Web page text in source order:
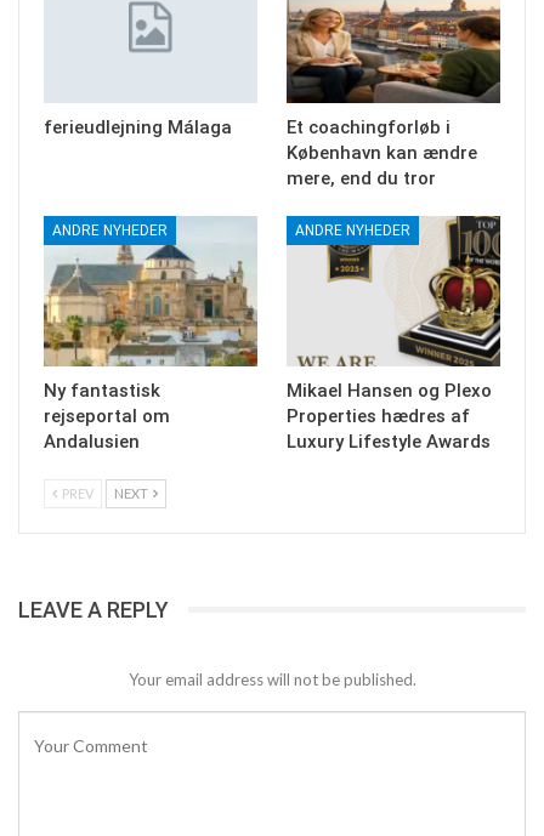
ferieudlejning Málaga
Et coachingforløb i
København kan ændre
mere, end du tror
ANDRE NYHEDER
Ny fantastisk
rejseportal om
Andalusien
ANDRE NYHEDER
Mikael Hansen og Plexo
Properties hædres af
Luxury Lifestyle Awards
PREV NEXT
LEAVE A REPLY
Your email address will not be published.